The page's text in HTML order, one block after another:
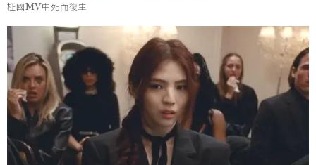
柾國MV中死而復生